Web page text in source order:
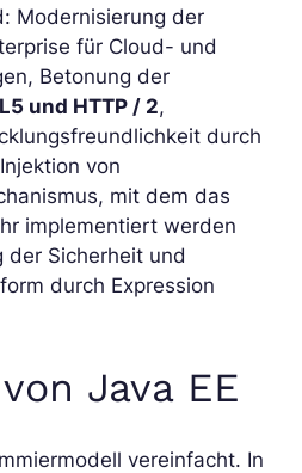
Modernisierung der
für Cloud- und
Betonung der
und HTTP / 2,
durch
von
mit dem das
implementiert werden
der Sicherheit und
durch Expression
Java EE
vereinfacht. In